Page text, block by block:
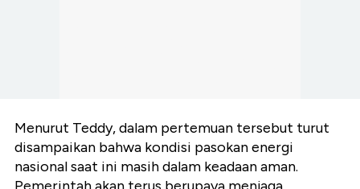
Menurut Teddy, dalam pertemuan tersebut turut
disampaikan bahwa kondisi pasokan energi
nasional saat ini masih dalam keadaan aman.